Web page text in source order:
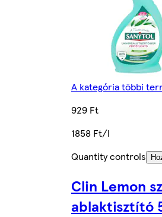
A kategória többi
929 Ft
1858 Ft/l
Quantity controls
Clin Lemon
ablaktisztító